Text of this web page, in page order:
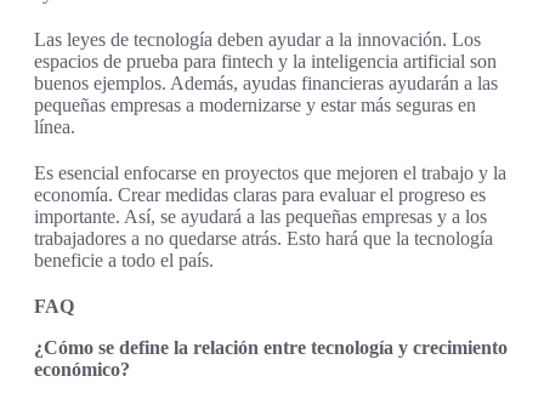
Las leyes de tecnología deben ayudar a la innovación. Los
espacios de prueba para fintech y la inteligencia artificial son
buenos ejemplos. Además, ayudas financieras ayudarán a las
pequeñas empresas a modernizarse y estar más seguras en
línea.
Es esencial enfocarse en proyectos que mejoren el trabajo y la
economía. Crear medidas claras para evaluar el progreso es
importante. Así, se ayudará a las pequeñas empresas y a los
trabajadores a no quedarse atrás. Esto hará que la tecnología
beneficie a todo el país.
FAQ
¿Cómo se define la relación entre tecnología y crecimiento
económico?